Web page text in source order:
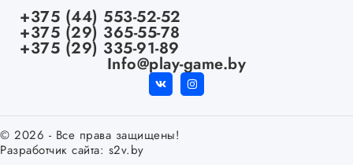
+375 (44) 553-52-52
+375 (29) 365-55-78
+375 (29) 335-91-89
Info@play-game.by
© 2026 - Все права защищены!
Разработчик сайта: s2v.by